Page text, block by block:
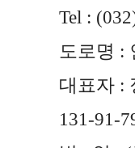
Tel :
도로명 :
대표자 :
131-91-